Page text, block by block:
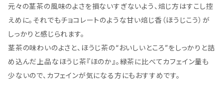
元々の茎茶の風味のよさを損ないすぎないよう、焙じ方はすこし控
えめに。それでもチョコレートのような甘い焙じ香（ほうじこう）が
しっかりと感じられます。
茎茶の味わいのよさと、ほうじ茶の“おいしいところ”をしっかりと詰
め込んだ上品なほうじ茶『ほのか』。緑茶に比べてカフェイン量も
少ないので、カフェインが気になる方にもおすすめです。